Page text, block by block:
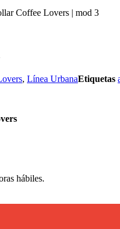
Coffee Lovers | mod 3
, Línea UrbanaEtiquetas
hábiles.